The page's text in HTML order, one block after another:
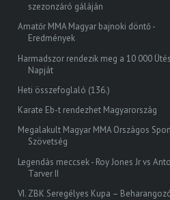
szezonzáró gáláján
Amatőr MMA Magyar bajnoki döntő -
Eredmények
Harmadszor rendezik meg a 10 000 Ütés
Napját
Heti összefoglaló (136.)
Karate Eb-t rendezhet Magyarország
Megalakult Magyar MMA Országos
Szövetség
Legendás meccsek - Roy Jones Jr vs
Tarver II
VI. ZBK Seregélyes Kupa –